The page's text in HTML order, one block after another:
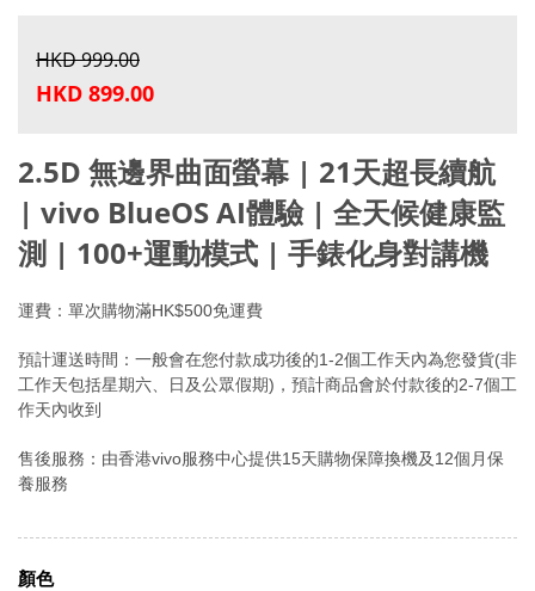
HKD 999.00
HKD 899.00
2.5D 無邊界曲面螢幕 | 21天超長續航
| vivo BlueOS AI體驗 | 全天候健康監
測 | 100+運動模式 | 手錶化身對講機
運費：單次購物滿HK$500免運費
預計運送時間：一般會在您付款成功後的1-2個工作天內為您發貨(非
工作天包括星期六、日及公眾假期)，預計商品會於付款後的2-7個工
作天內收到
售後服務：由香港vivo服務中心提供15天購物保障換機及12個月保
養服務
顏色